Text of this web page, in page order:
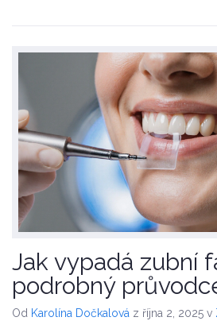
Jak vypadá zubní
podrobný
Od Karolína Dočkalová z října 2, 2025 v